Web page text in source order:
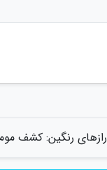
رازهای رنگین: کشف